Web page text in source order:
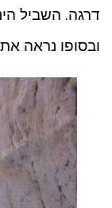
דרגה. השביל
ובסופו נראה